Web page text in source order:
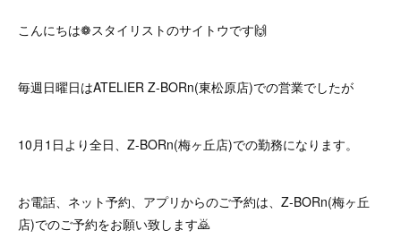
こんにちは❁スタイリストのサイトウです🙌
毎週日曜日はATELIER Z-BORn(東松原店)での営業でしたが
10月1日より全日、Z-BORn(梅ヶ丘店)での勤務になります。
お電話、ネット予約、アプリからのご予約は、Z-BORn(梅ヶ丘
店)でのご予約をお願い致します🙇